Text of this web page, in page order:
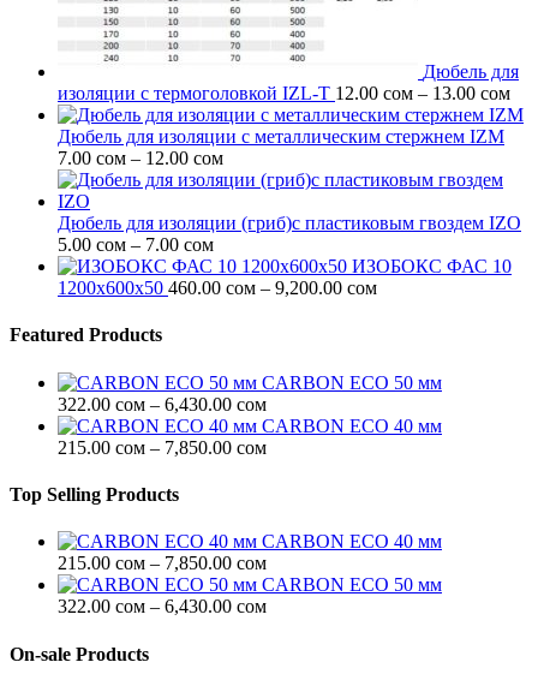
Дюбель для
изоляции c термоголовкой IZL-T 12.00 сом – 13.00 сом
Дюбель для изоляции с металлическим стержнем IZM
7.00 сом – 12.00 сомДиапазон
цен:
–
Дюбель для изоляции (гриб)с пластиковым гвоздем IZO
5.00 сом – 7.00 сомДиапазон
цен:
5.00 сом
ИЗОБОКС ФАС 10
1200х600х50 460.00 сом – 9,200.00 сомДиапазон
9,200.00 сом
Featured Products
CARBON ECO 50 мм
322.00 сом – 6,430.00 сомДиапазон
цен:
322.00 сом
CARBON ECO 40 мм
215.00 сом – 7,850.00 сомДиапазон
7,850.00 сом
Top Selling Products
CARBON ECO 40 мм
215.00 сом – 7,850.00 сомДиапазон
цен:
215.00 сом
CARBON ECO 50 мм
322.00 сом – 6,430.00 сомДиапазон
On-sale Products